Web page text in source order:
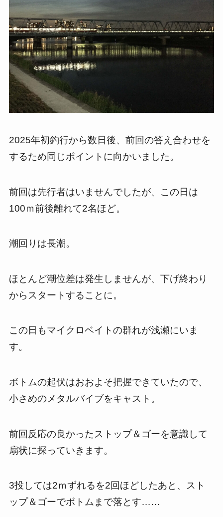
2025年初釣行から数日後、前回の答え合わせを
するため同じポイントに向かいました。
前回は先行者はいませんでしたが、この日は
100ｍ前後離れて2名ほど。
潮回りは長潮。
ほとんど潮位差は発生しませんが、下げ終わり
からスタートすることに。
この日もマイクロベイトの群れが浅瀬にいま
す。
ボトムの起伏はおおよそ把握できていたので、
小さめのメタルバイブをキャスト。
前回反応の良かったストップ＆ゴーを意識して
扇状に探っていきます。
3投しては2ｍずれるを2回ほどしたあと、スト
ップ＆ゴーでボトムまで落とす……